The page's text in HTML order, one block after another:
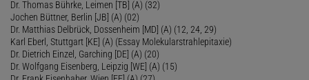
Dr. Thomas Bührke, Leimen [TB] (A) (32)
Jochen Büttner, Berlin [JB] (A) (02)
Dr. Matthias Delbrück, Dossenheim [MD] (A) (12, 24, 29)
Karl Eberl, Stuttgart [KE] (A) (Essay Molekularstrahlepitaxie)
Dr. Dietrich Einzel, Garching [DE] (A) (20)
Dr. Wolfgang Eisenberg, Leipzig [WE] (A) (15)